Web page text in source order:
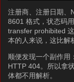
注册商、注册日期、
8601 格式，状态码
transfer prohibited
本的人来说，这比解
顺便发现一个副作用
HTTP 404。所以拿
体都不用解析。